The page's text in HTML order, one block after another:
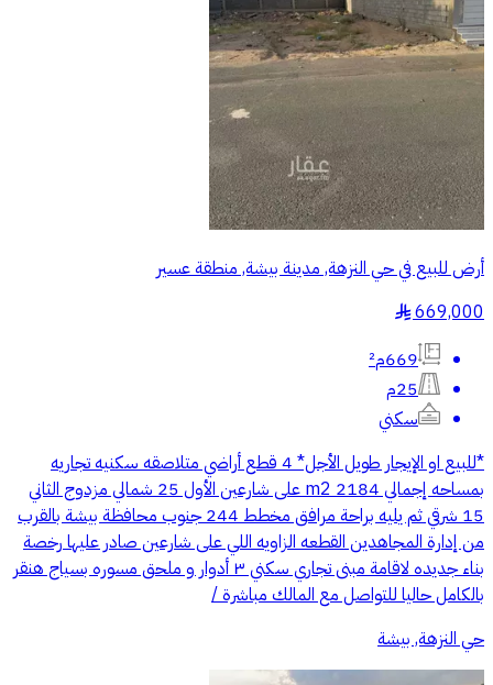
أرض للبيع في حي النزهة, مدينة بيشة, منطقة عسير
669,000
§
669م²
25م
سكني
*للبيع او الإيجار طويل الأجل* 4 قطع أراضي متلاصقه سكنيه تجاريه
بمساحه إجمالي 2184 m2 على شارعين الأول 25 شمالي مزدوج الثاني
15 شرقي ثم يليه براحة مرافق مخطط 244 جنوب محافظة بيشة بالقرب
من إدارة المجاهدين القطعه الزاويه اللي على شارعين صادر عليها رخصة
بناء جديده لاقامة مبنى تجاري سكني ٣ أدوار و ملحق مسوره بسياج هنقر
بالكامل حاليا للتواصل مع المالك مباشرة /
حي النزهة, بيشة